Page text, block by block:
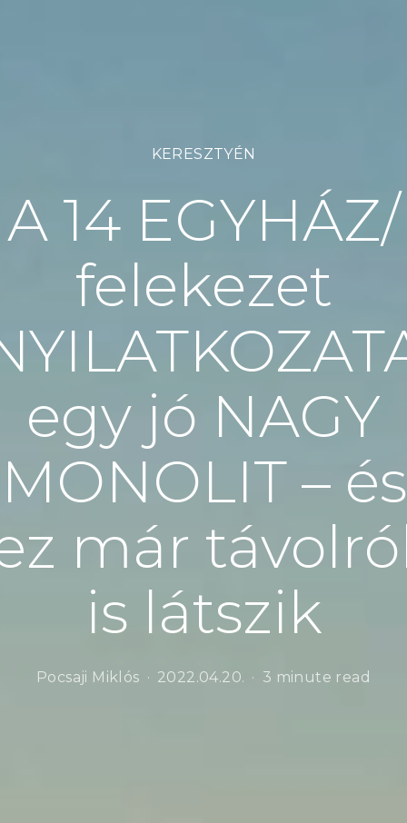
KERESZTYÉN
A 14 EGYHÁZ/
felekezet
egy jó NAGY
MONOLIT – és
már
is látszik
Pocsaji Miklós 2022.04.20. 3 minute read